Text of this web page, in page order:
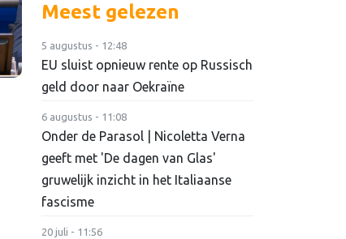
Meest gelezen
5 augustus - 12:48
EU sluist opnieuw rente op Russisch
geld door naar Oekraïne
6 augustus - 11:08
Onder de Parasol | Nicoletta Verna
geeft met 'De dagen van Glas'
gruwelijk inzicht in het Italiaanse
fascisme
20 juli - 11:56